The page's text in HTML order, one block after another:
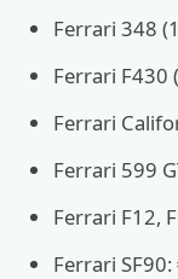
Ferrari 348
Ferrari F430
Ferrari
Ferrari 599
Ferrari F12,
Ferrari